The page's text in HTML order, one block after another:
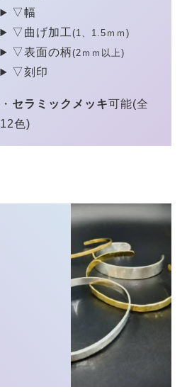
▽幅
▽曲げ加工(1、1.5ｍｍ)
▽表面の柄(2ｍｍ以上)
▽刻印
・ セラミックメッキ可能(全
12色)